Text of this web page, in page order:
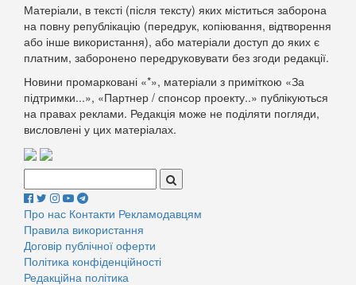
Матеріали, в тексті (після тексту) яких міститься заборона
на повну републікацію (передрук, копіювання, відтворення
або інше використання), або матеріали доступ до яких є
платним, заборонено передруковувати без згоди редакції.
Новини промарковані «*», матеріали з приміткою «За
підтримки...», «Партнер / спонсор проекту..» публікуються
на правах реклами. Редакція може не поділяти погляди,
висловлені у цих матеріалах.
Про нас Контакти Рекламодавцям
Правила використання
Договір публічної оферти
Політика конфіденційності
Редакційна політика